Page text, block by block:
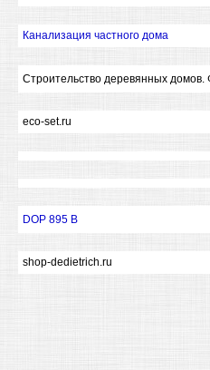
Канализация частного дома
Строительство деревянных
eco-set.ru
DOP 895 B
shop-dedietrich.ru